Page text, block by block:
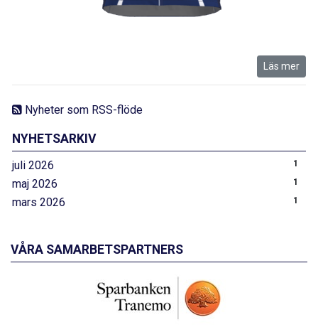
Nyheter som RSS-flöde
NYHETSARKIV
juli 2026 1
maj 2026 1
mars 2026 1
Läs mer
VÅRA SAMARBETSPARTNERS